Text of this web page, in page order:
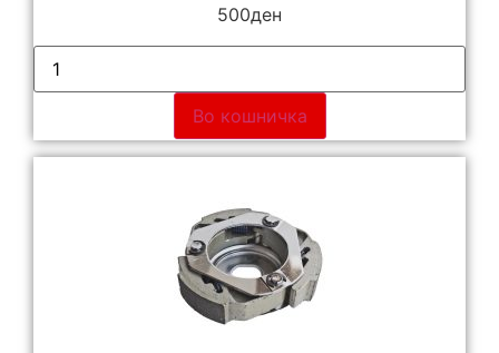
500ден
Во кошничка